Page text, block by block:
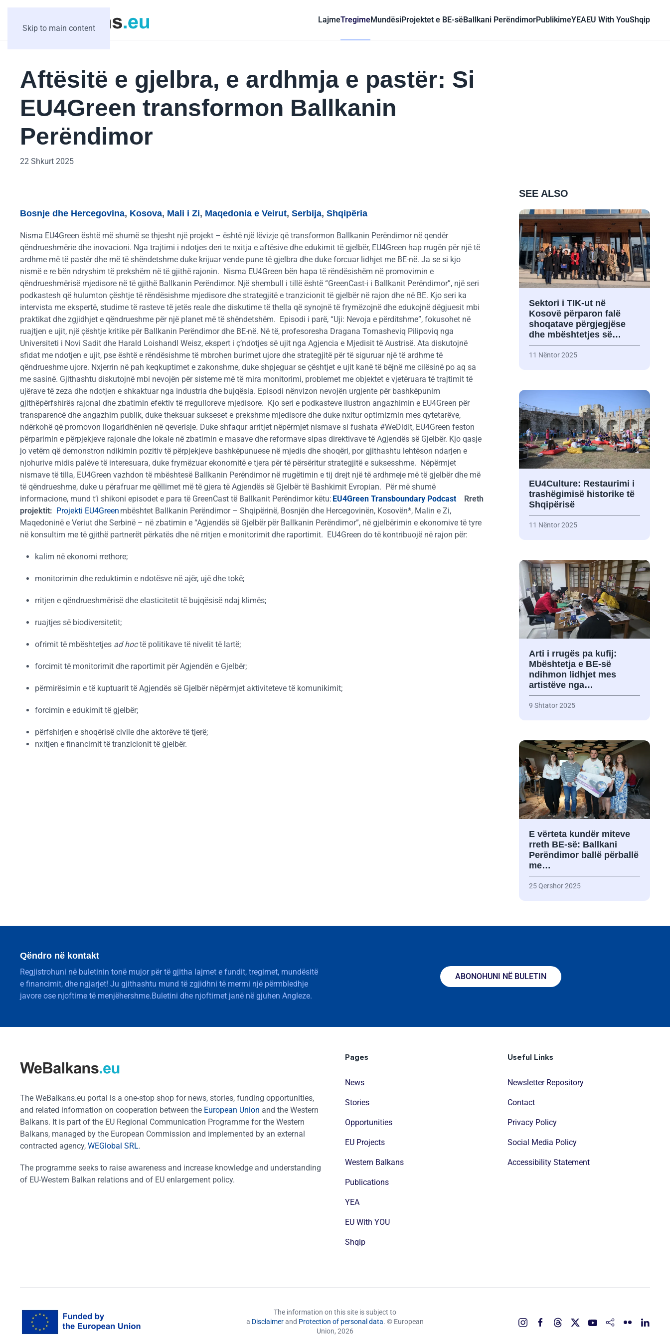
Skip to main content
LajmeTregimeMundësiProjektet e BE-sëBallkani PerëndimorPublikimeYEAEU With YouShqip
Aftësitë e gjelbra, e ardhmja e pastër: Si
EU4Green transformon Ballkanin
Perëndimor
22 Shkurt 2025
Bosnje dhe Hercegovina, Kosova, Mali i Zi, Maqedonia e Veirut, Serbija, Shqipëria
Nisma EU4Green është më shumë se thjesht një projekt – është një lëvizje që transformon Ballkanin Perëndimor në qendër
qëndrueshmërie dhe inovacioni. Nga trajtimi i ndotjes deri te nxitja e aftësive dhe edukimit të gjelbër, EU4Green hap rrugën për një të
ardhme më të pastër dhe më të shëndetshme duke krijuar vende pune të gjelbra dhe duke forcuar lidhjet me BE-në. Ja se si kjo
nismë e re bën ndryshim të prekshëm në të gjithë rajonin. Nisma EU4Green bën hapa të rëndësishëm në promovimin e
qëndrueshmërisë mjedisore në të gjithë Ballkanin Perëndimor. Një shembull i tillë është “GreenCast-i i Ballkanit Perëndimor”, një seri
podkastesh që hulumton çështje të rëndësishme mjedisore dhe strategjitë e tranzicionit të gjelbër në rajon dhe në BE. Kjo seri ka
intervista me ekspertë, studime të rasteve të jetës reale dhe diskutime të thella që synojnë të frymëzojnë dhe edukojnë dëgjuesit mbi
praktikat dhe zgjidhjet e qëndrueshme për një planet më të shëndetshëm. Episodi i parë, “Uji: Nevoja e përditshme”, fokusohet në
ruajtjen e ujit, një çështje kritike për Ballkanin Perëndimor dhe BE-në. Në të, profesoresha Dragana Tomasheviq Pilipoviq nga
Universiteti i Novi Sadit dhe Harald Loishandl Weisz, ekspert i ç’ndotjes së ujit nga Agjencia e Mjedisit të Austrisë. Ata diskutojnë
sfidat me ndotjen e ujit, pse është e rëndësishme të mbrohen burimet ujore dhe strategjitë për të siguruar një të ardhme të
qëndrueshme ujore. Nxjerrin në pah keqkuptimet e zakonshme, duke shpjeguar se çështjet e ujit kanë të bëjnë me cilësinë po aq sa
me sasinë. Gjithashtu diskutojnë mbi nevojën për sisteme më të mira monitorimi, problemet me objektet e vjetëruara të trajtimit të
ujërave të zeza dhe ndotjen e shkaktuar nga industria dhe bujqësia. Episodi nënvizon nevojën urgjente për bashkëpunim
gjithëpërfshirës rajonal dhe zbatimin efektiv të rregulloreve mjedisore. Kjo seri e podkasteve ilustron angazhimin e EU4Green për
transparencë dhe angazhim publik, duke theksuar sukseset e prekshme mjedisore dhe duke nxitur optimizmin mes qytetarëve,
ndërkohë që promovon llogaridhënien në qeverisje. Duke shfaqur arritjet nëpërmjet nismave si fushata #WeDidIt, EU4Green feston
përparimin e përpjekjeve rajonale dhe lokale në zbatimin e masave dhe reformave sipas direktivave të Agjendës së Gjelbër. Kjo qasje
jo vetëm që demonstron ndikimin pozitiv të përpjekjeve bashkëpunuese në mjedis dhe shoqëri, por gjithashtu lehtëson ndarjen e
njohurive midis palëve të interesuara, duke frymëzuar ekonomitë e tjera për të përsëritur strategjitë e suksesshme. Nëpërmjet
nismave të tilla, EU4Green vazhdon të mbështesë Ballkanin Perëndimor në rrugëtimin e tij drejt një të ardhmeje më të gjelbër dhe më
të qëndrueshme, duke u përafruar me qëllimet më të gjera të Agjendës së Gjelbër të Bashkimit Evropian. Për më shumë
informacione, mund t’i shikoni episodet e para të GreenCast të Ballkanit Perëndimor këtu: EU4Green Transboundary Podcast
Rreth
projektit: Projekti EU4Green mbështet Ballkanin Perëndimor – Shqipërinë, Bosnjën dhe Hercegovinën, Kosovën*, Malin e Zi,
Maqedoninë e Veriut dhe Serbinë – në zbatimin e “Agjendës së Gjelbër për Ballkanin Perëndimor”, në gjelbërimin e ekonomive të tyre
në konsultim me të gjithë partnerët përkatës dhe në rritjen e monitorimit dhe raportimit. EU4Green do të kontribuojë në rajon për:
kalim në ekonomi rrethore;
monitorimin dhe reduktimin e ndotësve në ajër, ujë dhe tokë;
rritjen e qëndrueshmërisë dhe elasticitetit të bujqësisë ndaj klimës;
ruajtjes së biodiversitetit;
ofrimit të mbështetjes ad hoctë politikave të nivelit të lartë;
forcimit të monitorimit dhe raportimit për Agjendën e Gjelbër;
përmirësimin e të kuptuarit të Agjendës së Gjelbër nëpërmjet aktiviteteve të komunikimit;
forcimin e edukimit të gjelbër;
përfshirjen e shoqërisë civile dhe aktorëve të tjerë;
nxitjen e financimit të tranzicionit të gjelbër.
SEE ALSO
Sektori i TIK-ut në
Kosovë përparon falë
shoqatave përgjegjëse
dhe mbështetjes së…
11 Nëntor 2025
EU4Culture: Restaurimi i
trashëgimisë historike të
Shqipërisë
11 Nëntor 2025
Arti i rrugës pa kufij:
Mbështetja e BE-së
ndihmon lidhjet mes
artistëve nga…
9 Shtator 2025
E vërteta kundër miteve
rreth BE-së: Ballkani
Perëndimor ballë përballë
me…
25 Qershor 2025
Qëndro në kontakt
Regjistrohuni në buletinin tonë mujor për të gjitha lajmet e fundit, tregimet, mundësitë
e financimit, dhe ngjarjet! Ju gjithashtu mund të zgjidhni të merrni një përmbledhje
javore ose njoftime të menjëhershme.Buletini dhe njoftimet janë në gjuhen Angleze.
ABONOHUNI NË BULETIN
The WeBalkans.eu portal is a one-stop shop for news, stories, funding opportunities,
and related information on cooperation between the European Union and the Western
Balkans. It is part of the EU Regional Communication Programme for the Western
Balkans, managed by the European Commission and implemented by an external
contracted agency, WEGlobal SRL.
The programme seeks to raise awareness and increase knowledge and understanding
of EU-Western Balkan relations and of EU enlargement policy.
Pages
News
Stories
Opportunities
EU Projects
Western Balkans
Publications
YEA
EU With YOU
Shqip
Useful Links
Newsletter Repository
Contact
Privacy Policy
Social Media Policy
Accessibility Statement
The information on this site is subject to
a Disclaimerand Protection of personal data. © European
Union, 2026